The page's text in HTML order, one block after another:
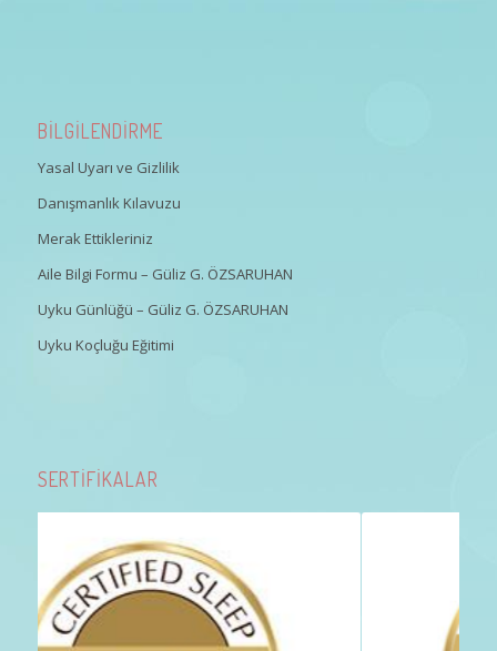
BİLGİLENDİRME
Yasal Uyarı ve Gizlilik
Danışmanlık Kılavuzu
Merak Ettikleriniz
Aile Bilgi Formu – Güliz G. ÖZSARUHAN
Uyku Günlüğü – Güliz G. ÖZSARUHAN
Uyku Koçluğu Eğitimi
SERTİFİKALAR